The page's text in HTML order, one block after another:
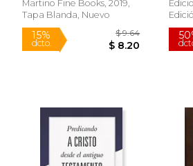
Martino Fine Books, 2019,
Tapa Blanda, Nuevo